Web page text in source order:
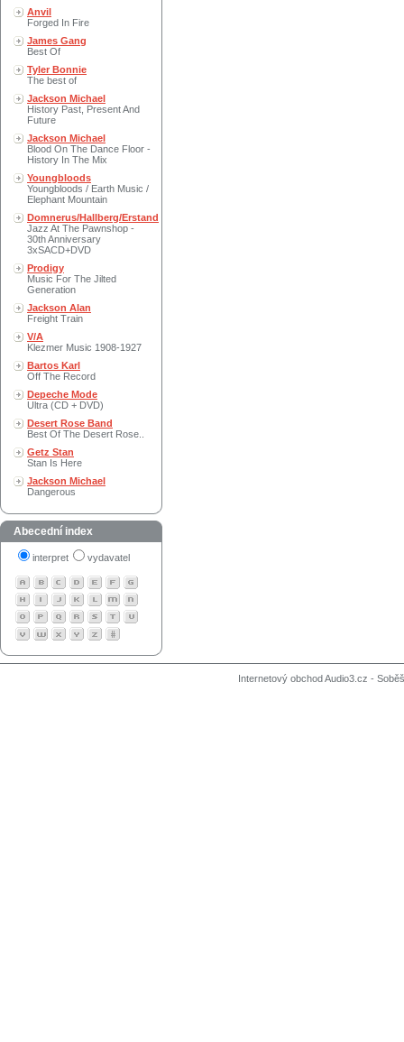
Anvil
Forged In Fire
James Gang
Best Of
Tyler Bonnie
The best of
Jackson Michael
History Past, Present And
Future
Jackson Michael
Blood On The Dance Floor -
History In The Mix
Youngbloods
Youngbloods / Earth Music /
Elephant Mountain
Domnerus/Hallberg/Erstand
Jazz At The Pawnshop -
30th Anniversary
3xSACD+DVD
Prodigy
Music For The Jilted
Generation
Jackson Alan
Freight Train
V/A
Klezmer Music 1908-1927
Bartos Karl
Off The Record
Depeche Mode
Ultra (CD + DVD)
Desert Rose Band
Best Of The Desert Rose..
Getz Stan
Stan Is Here
Jackson Michael
Dangerous
Abecední index
interpret vydavatel
Internetový obchod Audio3.cz -